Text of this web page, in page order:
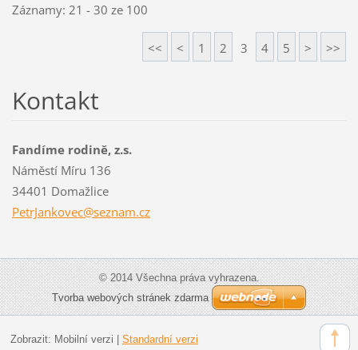
Záznamy: 21 - 30 ze 100
<< < 1 2 3 4 5 > >>
Kontakt
Fandíme rodině, z.s.
Náměstí Míru 136
34401 Domažlice
PetrJankovec@seznam.cz
© 2014 Všechna práva vyhrazena.
Tvorba webových stránek zdarma
Zobrazit: Mobilní verzi Standardní verzi